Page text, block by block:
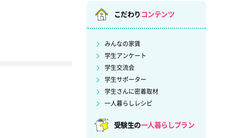
こだわり コンテンツ
みんなの家賃
学生アンケート
学生交流会
学生サポーター
学生さんに密着取材
一人暮らしレシピ
受験生の一人暮らしプラン